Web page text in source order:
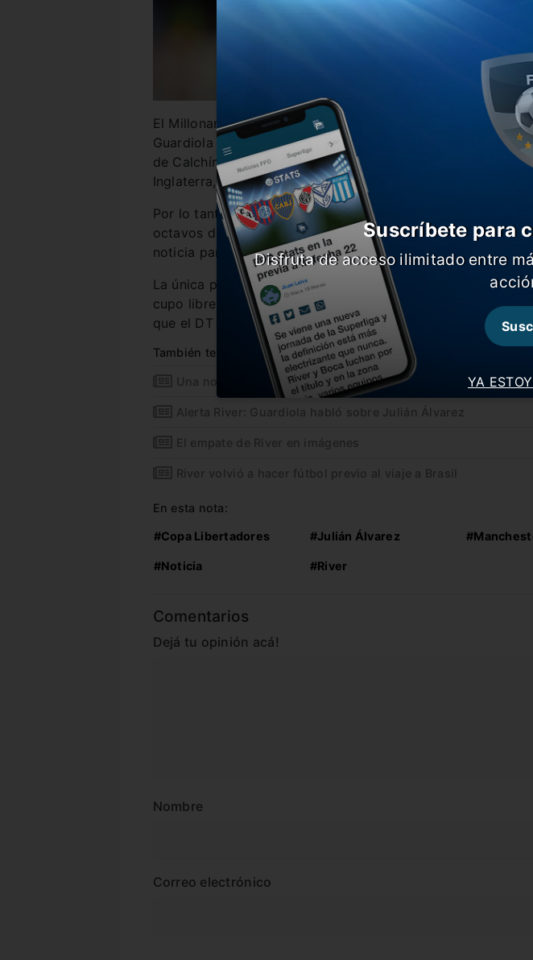
El Millonario transfirió hace algunos meses a Julián Álvarez
Guardiola por más de 20 millones de dólares. En
de Calchín tiene las semanas contadas en Núñez previo a su
Inglaterra, que ya tiene fecha confirmada: el 8 de julio.
Por lo tanto, el atacante estrella de River podrá estar en la
octavos de final de la Copa Libertadores de América, una
noticia para Gallardo.
La única pálida que no preocuparía a Napoleón, es que el
cupo libre para lo que resta del certamen continental y sería
que el DT no podría suplir.
También te puede interesar
Una noticia que preocupa a Marcelo Gallardo
Alerta River: Guardiola habló sobre Julián Álvarez
El empate de River en imágenes
River volvió a hacer fútbol previo al viaje a Brasil
En esta nota:
#Copa Libertadores #Julián Álvarez
#Noticia #River
Comentarios
Dejá tu opinión acá!
Nombre
Correo electrónico
YA
Suscríbete para
Disfruta de acceso ilimitado entre